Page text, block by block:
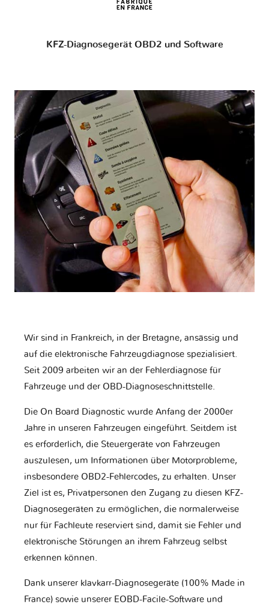
KFZ-Diagnosegerät OBD2 und Software
Wir sind in Frankreich, in der Bretagne, ansässig und
auf die elektronische Fahrzeugdiagnose spezialisiert.
Seit 2009 arbeiten wir an der Fehlerdiagnose für
Fahrzeuge und der OBD-Diagnoseschnittstelle.
Die On Board Diagnostic wurde Anfang der 2000er
Jahre in unseren Fahrzeugen eingeführt. Seitdem ist
es erforderlich, die Steuergeräte von Fahrzeugen
auszulesen, um Informationen über Motorprobleme,
insbesondere OBD2-Fehlercodes, zu erhalten. Unser
Ziel ist es, Privatpersonen den Zugang zu diesen KFZ-
Diagnosegeräten zu ermöglichen, die normalerweise
nur für Fachleute reserviert sind, damit sie Fehler und
elektronische Störungen an ihrem Fahrzeug selbst
erkennen können.
Dank unserer klavkarr-Diagnosegeräte (100% Made in
France) sowie unserer EOBD-Facile-Software und